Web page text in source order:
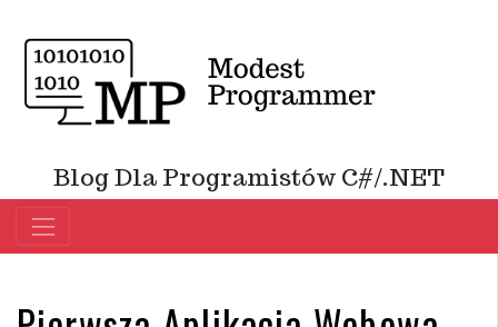
Blog Dla Programistów C#/.NET